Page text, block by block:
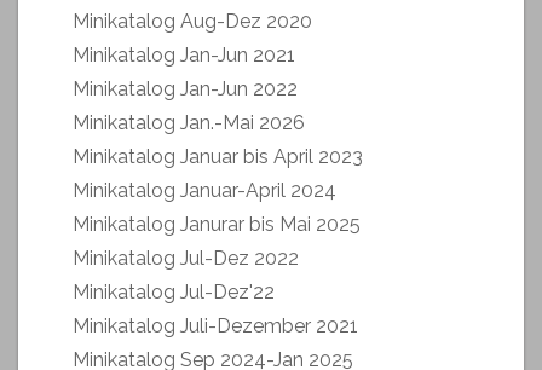
Minikatalog Aug-Dez 2020
Minikatalog Jan-Jun 2021
Minikatalog Jan-Jun 2022
Minikatalog Jan.-Mai 2026
Minikatalog Januar bis April 2023
Minikatalog Januar-April 2024
Minikatalog Janurar bis Mai 2025
Minikatalog Jul-Dez 2022
Minikatalog Jul-Dez'22
Minikatalog Juli-Dezember 2021
Minikatalog Sep 2024-Jan 2025